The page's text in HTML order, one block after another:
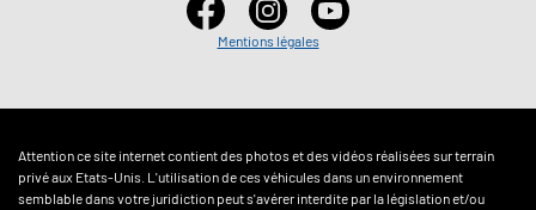
Mentions légales
Attention ce site internet contient des photos et des vidéos réalisées sur terrain
privé aux Etats-Unis. L'utilisation de ces véhicules dans un environnement
semblable dans votre juridiction peut s'avérer interdite par la législation et/ou